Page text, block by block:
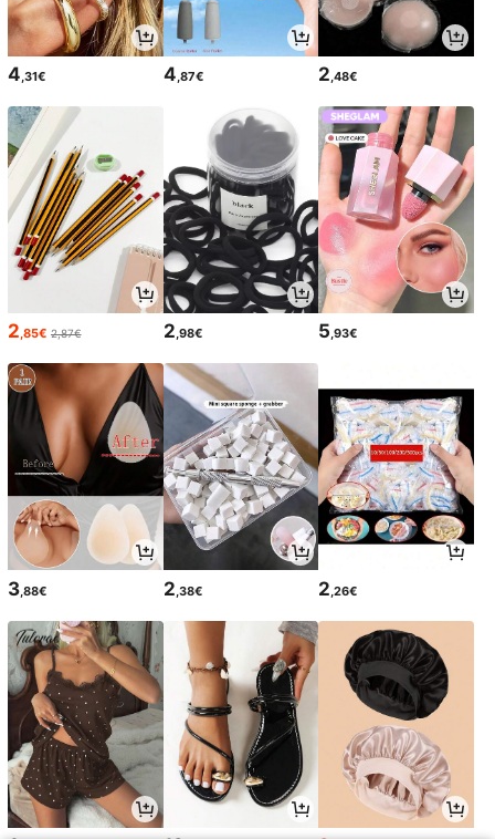
4,31€ 4,87€ 2,48€
2,85€ 2,87€ 2,98€ 5,93€
3 ,88€ 2 ,38€ 2 ,26€